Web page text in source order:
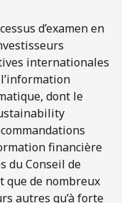
d’examen en
internationales
dont le
financière
du Conseil de
que de nombreux
autres qu’à forte